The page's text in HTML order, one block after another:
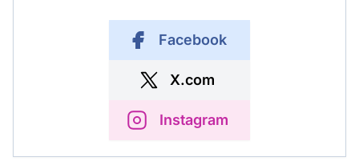
Facebook
X.com
Instagram